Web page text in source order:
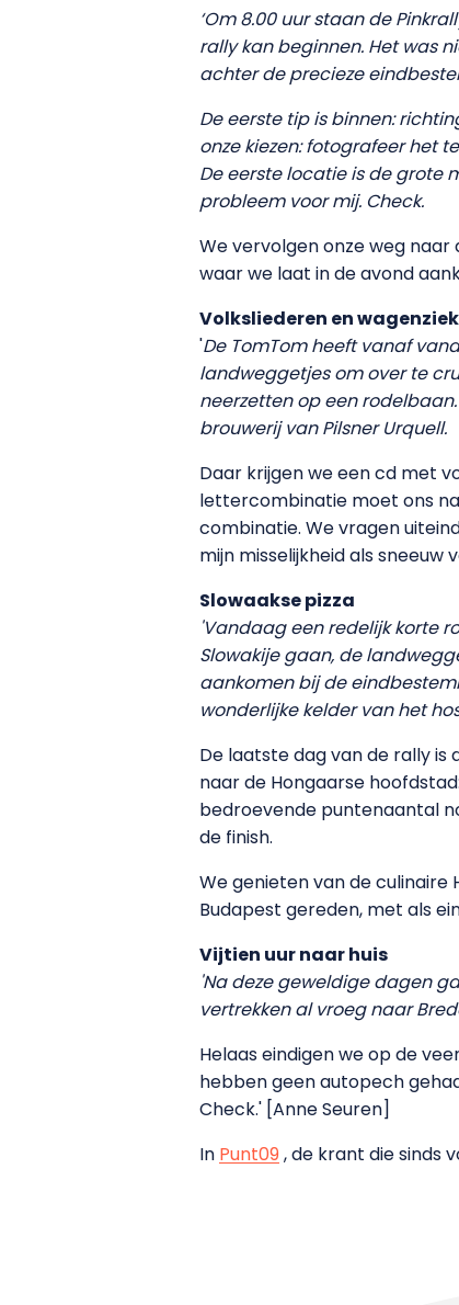
‘Om 8.00 uur staan de
rally kan beginnen. Het was
achter de precieze
De eerste tip is binnen:
onze kiezen: fotografeer het
De eerste locatie is de grote
probleem voor mij. Check.
We vervolgen onze weg
waar we laat in de avond
Volksliederen en
'De TomTom heeft vanaf
landweggetjes om over te
neerzetten op een
brouwerij van Pilsner Urquell.
Daar krijgen we een cd met
lettercombinatie moet ons
combinatie. We vragen
mijn misselijkheid als
Slowaakse pizza
'Vandaag een redelijk korte
Slowakije gaan, de
aankomen bij de
wonderlijke kelder van het
De laatste dag van de rally
naar de Hongaarse
bedroevende puntenaantal
de finish.
We genieten van de
Budapest gereden, met als
Vijtien uur naar huis
'Na deze geweldige dagen
vertrekken al vroeg naar
Helaas eindigen we op de
hebben geen autopech
Check.' [Anne Seuren]
In Punt09, de krant die sinds